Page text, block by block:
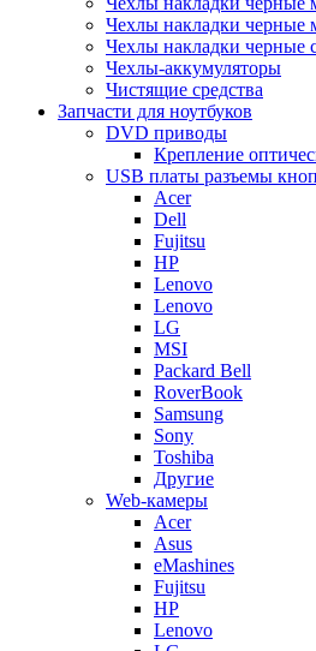
Чехлы накладки черные
Чехлы накладки черные
Чехлы-аккумуляторы
Чистящие средства
Запчасти для ноутбуков
DVD приводы
Крепление
USB платы разъемы
Acer
Dell
Fujitsu
HP
Lenovo
Lenovo
LG
MSI
Packard Bell
RoverBook
Samsung
Sony
Toshiba
Другие
Web-камеры
Acer
Asus
eMashines
Fujitsu
HP
Lenovo